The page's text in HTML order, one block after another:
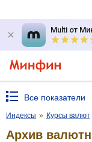
Multi от
Все показатели
Индексы » Курсы валют
Архив